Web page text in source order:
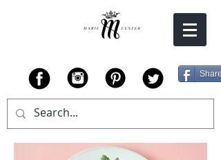
Share